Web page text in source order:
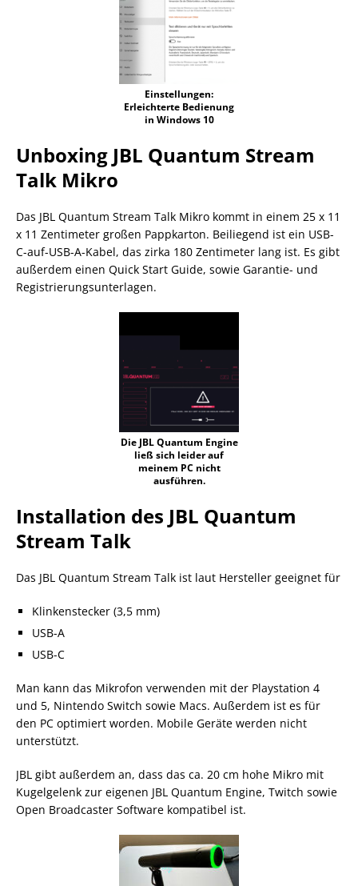
Einstellungen:
Erleichterte Bedienung
in Windows 10
Unboxing JBL Quantum Stream
Talk Mikro
Das JBL Quantum Stream Talk Mikro kommt in einem 25 x 11
x 11 Zentimeter großen Pappkarton. Beiliegend ist ein USB-
C-auf-USB-A-Kabel, das zirka 180 Zentimeter lang ist. Es gibt
außerdem einen Quick Start Guide, sowie Garantie- und
Registrierungsunterlagen.
Die JBL Quantum Engine
ließ sich leider auf
meinem PC nicht
ausführen.
Installation des JBL Quantum
Stream Talk
Das JBL Quantum Stream Talk ist laut Hersteller geeignet für
Klinkenstecker (3,5 mm)
USB-A
USB-C
Man kann das Mikrofon verwenden mit der Playstation 4
und 5, Nintendo Switch sowie Macs. Außerdem ist es für
den PC optimiert worden. Mobile Geräte werden nicht
unterstützt.
JBL gibt außerdem an, dass das ca. 20 cm hohe Mikro mit
Kugelgelenk zur eigenen JBL Quantum Engine, Twitch sowie
Open Broadcaster Software kompatibel ist.